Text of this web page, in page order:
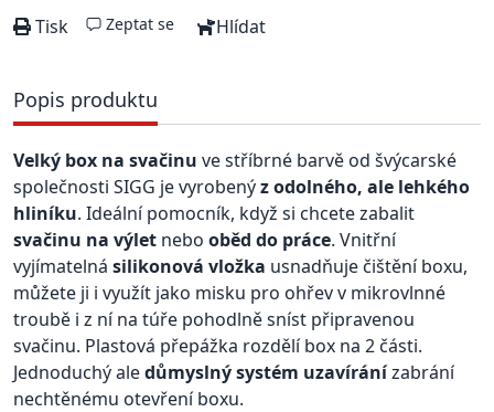
Tisk Zeptat se Hlídat
Popis produktu
Velký box na svačinu ve stříbrné barvě od švýcarské
společnosti SIGG je vyrobenýz odolného, ale lehkého
hliníku. Ideální pomocník, když si chcete zabalit
svačinu na výlet nebo oběd do práce. Vnitřní
vyjímatelná silikonová vložka usnadňuje čištění boxu,
můžete ji i využít jako misku pro ohřev v mikrovlnné
troubě i z ní na túře pohodlně sníst připravenou
svačinu. Plastová přepážka rozdělí box na 2 části.
Jednoduchý aledůmyslný systém uzavíránízabrání
nechtěnému otevření boxu.